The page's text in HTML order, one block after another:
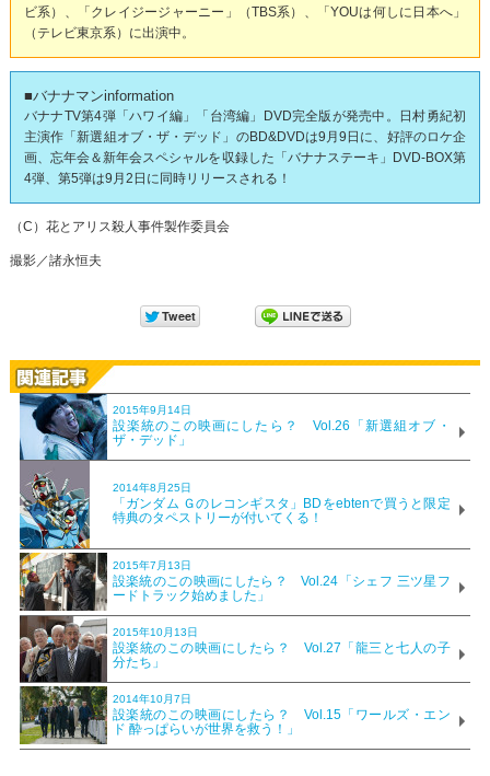
ビ系）、「クレイジージャーニー」（TBS系）、「YOUは何しに日本へ」
（テレビ東京系）に出演中。
■バナナマンinformation
バナナTV第4弾「ハワイ編」「台湾編」DVD完全版が発売中。日村勇紀初
主演作「新選組オブ・ザ・デッド」のBD&DVDは9月9日に、好評のロケ企
画、忘年会＆新年会スペシャルを収録した「バナナステーキ」DVD-BOX第
4弾、第5弾は9月2日に同時リリースされる！
（C）花とアリス殺人事件製作委員会
撮影／諸永恒夫
2015年9月14日
設楽統のこの映画にしたら？ Vol.26「新選組オブ・
ザ・デッド」
2014年8月25日
「ガンダム Ｇのレコンギスタ」BDをebtenで買うと限定
特典のタペストリーが付いてくる！
2015年7月13日
設楽統のこの映画にしたら？ Vol.24「シェフ 三ツ星フ
ードトラック始めました」
2015年10月13日
設楽統のこの映画にしたら？ Vol.27「龍三と七人の子
分たち」
2014年10月7日
設楽統のこの映画にしたら？ Vol.15「ワールズ・エン
ド 酔っぱらいが世界を救う！」